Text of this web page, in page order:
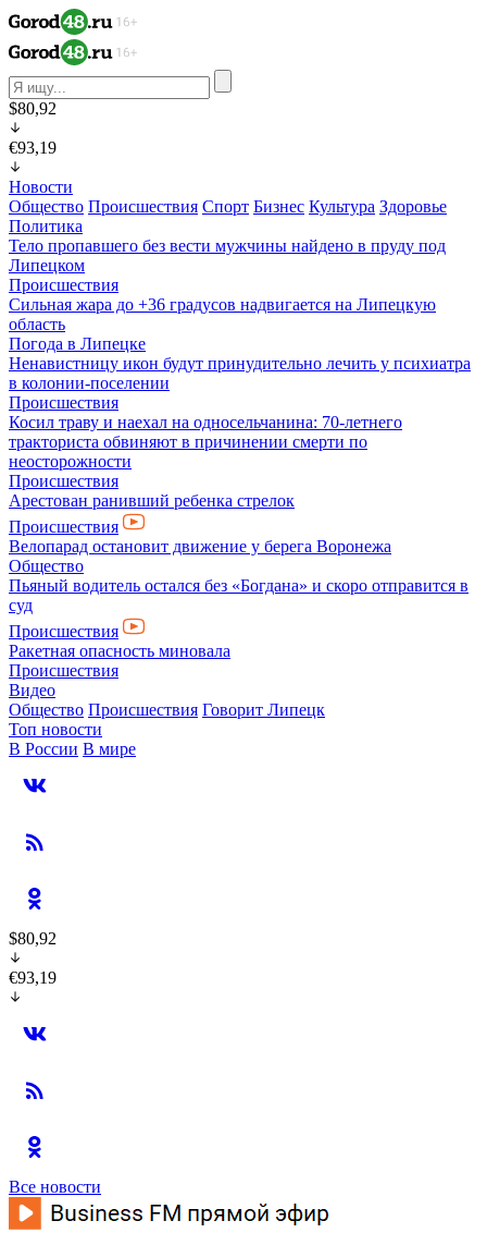
$80,92
€93,19
Новости
Общество Происшествия Спорт Бизнес Культура Здоровье
Политика
Тело пропавшего без вести мужчины найдено в пруду под
Липецком
Происшествия
Сильная жара до +36 градусов надвигается на Липецкую
область
Погода в Липецке
Ненавистницу икон будут принудительно лечить у психиатра
в колонии-поселении
Происшествия
Косил траву и наехал на односельчанина: 70-летнего
тракториста обвиняют в причинении смерти по
неосторожности
Происшествия
Арестован ранивший ребенка стрелок
Происшествия
Велопарад остановит движение у берега Воронежа
Общество
Пьяный водитель остался без «Богдана» и скоро отправится в
суд
Происшествия
Ракетная опасность миновала
Происшествия
Видео
Общество Происшествия Говорит Липецк
Топ новости
В России В мире
$80,92
€93,19
Все новости